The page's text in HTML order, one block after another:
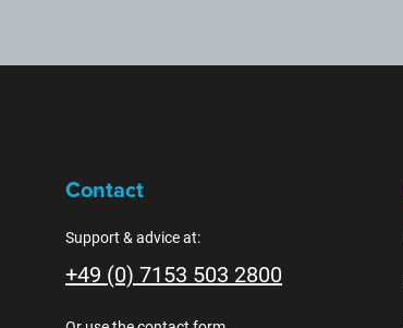
Contact
Support & advice at:
+49 (0) 7153 503 2800